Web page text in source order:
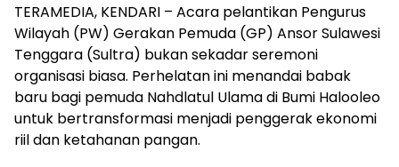
TERAMEDIA, KENDARI – Acara pelantikan Pengurus
Wilayah (PW) Gerakan Pemuda (GP) Ansor Sulawesi
Tenggara (Sultra) bukan sekadar seremoni
organisasi biasa. Perhelatan ini menandai babak
baru bagi pemuda Nahdlatul Ulama di Bumi Halooleo
untuk bertransformasi menjadi penggerak ekonomi
riil dan ketahanan pangan.